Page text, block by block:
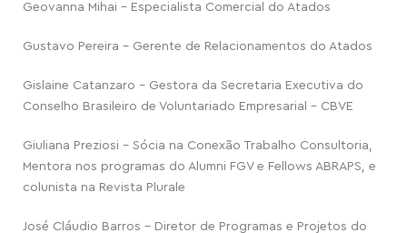
Geovanna Mihai – Especialista Comercial do Atados
Gustavo Pereira – Gerente de Relacionamentos do Atados
Gislaine Catanzaro – Gestora da Secretaria Executiva do
Conselho Brasileiro de Voluntariado Empresarial – CBVE
Giuliana Preziosi – Sócia na Conexão Trabalho Consultoria,
Mentora nos programas do Alumni FGV e Fellows ABRAPS, e
colunista na Revista Plurale
José Cláudio Barros – Diretor de Programas e Projetos do